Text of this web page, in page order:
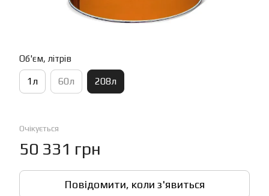
Об'єм, літрів
1л 60л 208л
Очікується
50 331 грн
Повідомити, коли з'явиться